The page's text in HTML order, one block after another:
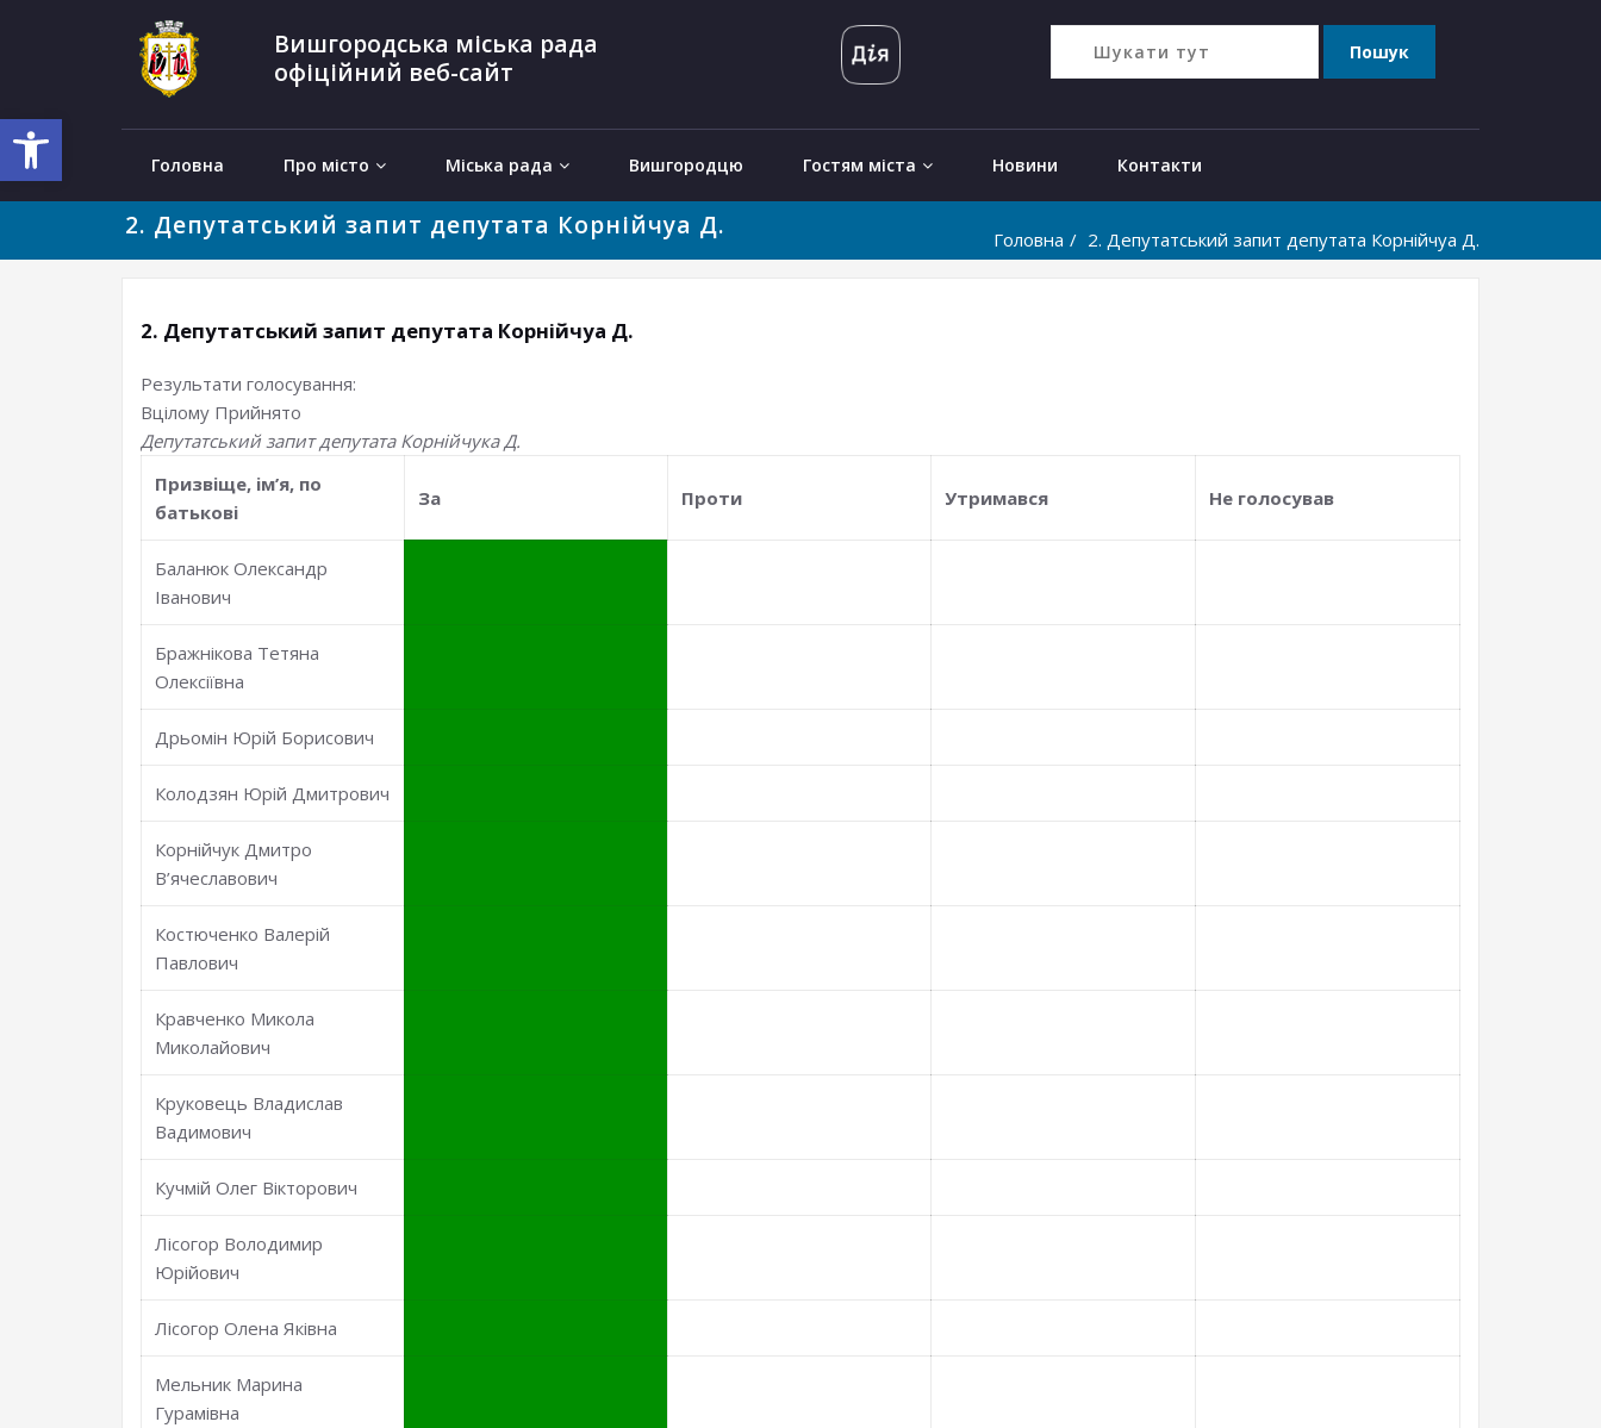
Відкрити Панель інструментів
Вишгородська міська рада
офіційний веб-сайт
Головна Про місто Міська рада Вишгородцю Гостям міста Новини Контакти
2. Депутатський запит депутата Корнійчуа Д. Головна 2. Депутатський запит депутата Корнійчуа Д.
2. Депутатський запит депутата Корнійчуа Д.
Результати голосування:
Вцілому Прийнято
Депутатський запит депутата Корнійчука Д.
Призвiще, iм’я, по
батьковi
За Проти Утримався Не голосував
Баланюк Олександр
Іванович
Бражнікова Тетяна
Олексіївна
Дрьомін Юрій Борисович
Колодзян Юрій Дмитрович
Корнійчук Дмитро
В’ячеславович
Костюченко Валерій
Павлович
Кравченко Микола
Миколайович
Круковець Владислав
Вадимович
Кучмій Олег Вікторович
Лісогор Володимир
Юрійович
Лісогор Олена Яківна
Мельник Марина
Гурамівна